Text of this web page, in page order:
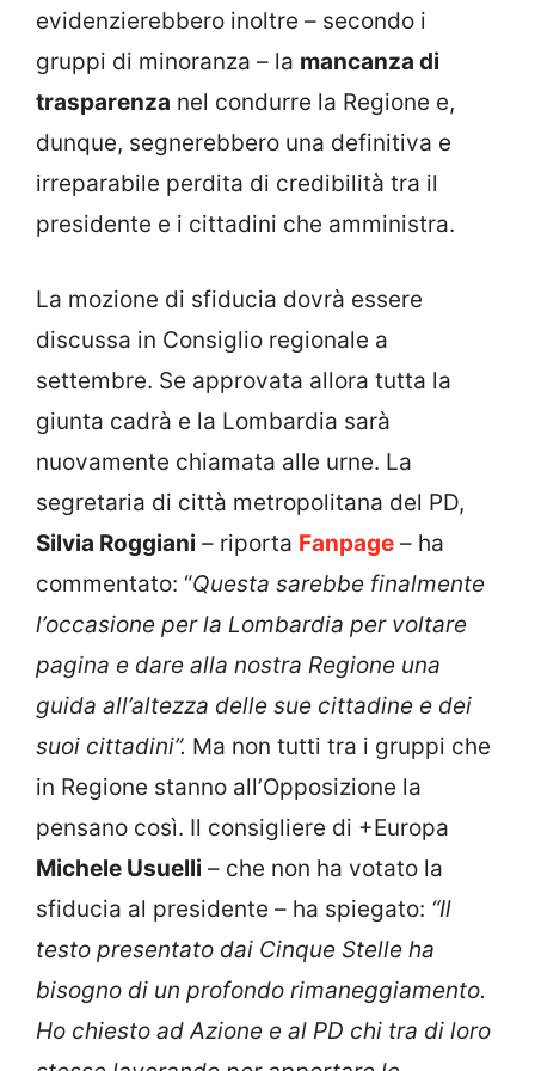
evidenzierebbero inoltre – secondo i
gruppi di minoranza – la mancanza di
trasparenza nel condurre la Regione e,
dunque, segnerebbero una definitiva e
irreparabile perdita di credibilità tra il
presidente e i cittadini che amministra.
La mozione di sfiducia dovrà essere
discussa in Consiglio regionale a
settembre. Se approvata allora tutta la
giunta cadrà e la Lombardia sarà
nuovamente chiamata alle urne. La
segretaria di città metropolitana del PD,
Silvia Roggiani – riporta Fanpage – ha
commentato: “Questa sarebbe finalmente
l’occasione per la Lombardia per voltare
pagina e dare alla nostra Regione una
guida all’altezza delle sue cittadine e dei
suoi cittadini”. Ma non tutti tra i gruppi che
in Regione stanno all’Opposizione la
pensano così. Il consigliere di +Europa
Michele Usuelli – che non ha votato la
sfiducia al presidente – ha spiegato: “Il
testo presentato dai Cinque Stelle ha
bisogno di un profondo rimaneggiamento.
Ho chiesto ad Azione e al PD chi tra di loro